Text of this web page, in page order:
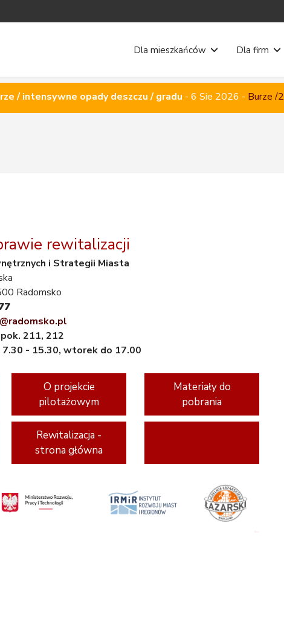
Dla mieszkańców Dla firm
/ intensywne opady deszczu / gradu - 6 Sie 2026 - Burze /2
rewitalizacji
i Strategii Miasta
Radomsko
pok. 211, 212
7.30 - 15.30, wtorek do 17.00
O projekcie
pilotażowym
Materiały do
pobrania
Rewitalizacja -
strona główna